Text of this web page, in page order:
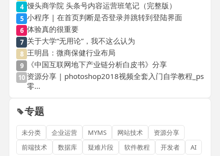
4 馒头商学院 头条号内容运营班笔记（完整版）
5 小程序 | 在首页判断是否登录并跳转到登陆界面
6 体验真的很重要
7 关于大学“无用论”，我不这么认为
8 王明昌：微商保健行业布局
9 《中国互联网地下产业链分析白皮书》分享
10 资源分享 | photoshop2018视频全套入门自学教程_ps
零...
专题
未分类 企业运营 MYMS 网站技术
资源分享
前端技术
数据库 疑难片段 软件教程 开发者 AI